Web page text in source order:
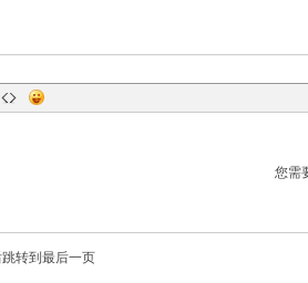
您需
跳转到最后一页